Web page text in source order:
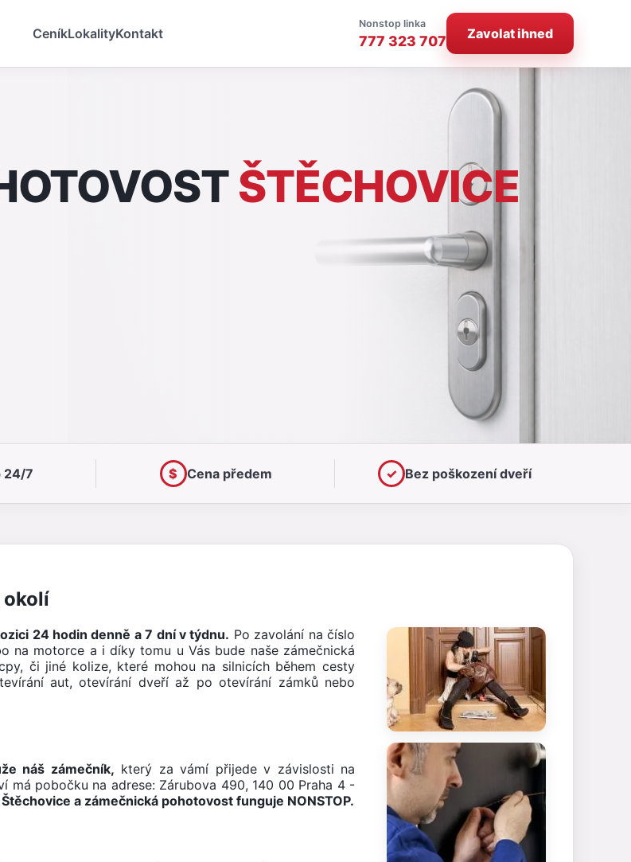
CeníkLokalityKontakt
Nonstop linka
777 323 707 Zavolat ihned
ŠTĚCHOVICE
24/7 $ Cena předem ✓ Bez poškození dveří
okolí
24 hodin denně a 7 dní v týdnu. Po zavolání na číslo
na motorce a i díky tomu u Vás bude naše zámečnická
či jiné kolize, které mohou na silnicích během cesty
aut, otevírání dveří až po otevírání zámků nebo
náš zámečník, který za vámí přijede v závislosti na
má pobočku na adrese: Zárubova 490, 140 00 Praha 4 -
a zámečnická pohotovost funguje NONSTOP.